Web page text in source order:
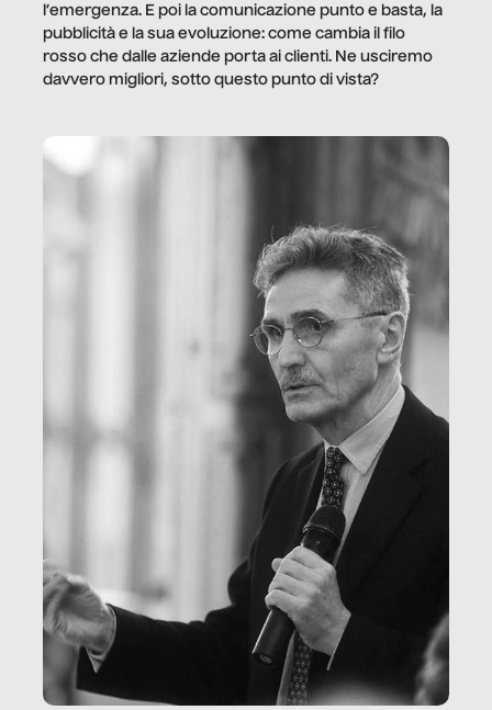
l’emergenza. E poi la comunicazione punto e basta, la
pubblicità e la sua evoluzione: come cambia il filo
rosso che dalle aziende porta ai clienti. Ne usciremo
davvero migliori, sotto questo punto di vista?